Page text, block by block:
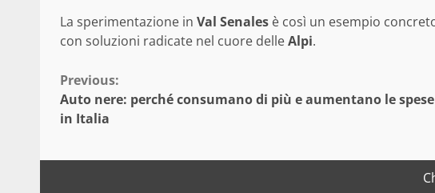
La sperimentazione in Val Senales è così un esempio
con soluzioni radicate nel cuore delleAlpi.
Continue
Reading
Previous:
Auto nere: perché consumano di più e aumentano le
in Italia